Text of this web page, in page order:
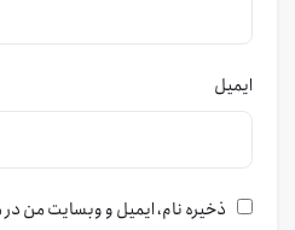
ایمیل
ذخیره نام، ایمیل و وبسایت من در